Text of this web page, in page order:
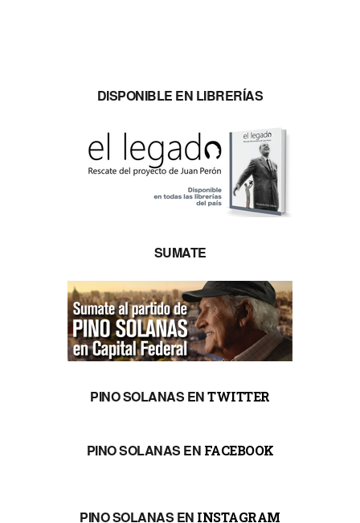
DISPONIBLE EN LIBRERÍAS
SUMATE
PINO SOLANAS ENTWITTER
PINO SOLANAS EN FACEBOOK
PINO SOLANAS EN INSTAGRAM